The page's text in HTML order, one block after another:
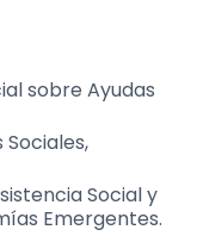
sobre Ayudas
Social y
Emergentes.